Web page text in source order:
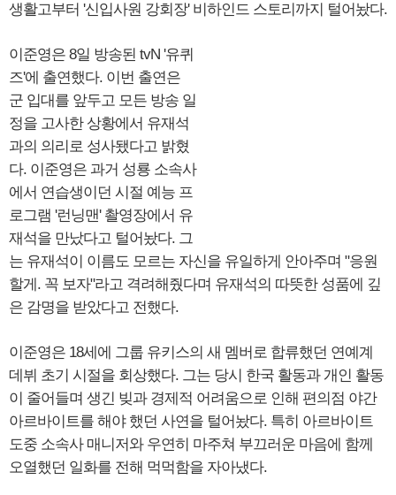
생활고부터 '신입사원 강회장' 비하인드 스토리까지 털어놨다.
이준영은 8일 방송된 tvN '유퀴
즈'에 출연했다. 이번 출연은
군 입대를 앞두고 모든 방송 일
정을 고사한 상황에서 유재석
과의 의리로 성사됐다고 밝혔
다. 이준영은 과거 성룡 소속사
에서 연습생이던 시절 예능 프
로그램 '런닝맨' 촬영장에서 유
재석을 만났다고 털어놨다. 그
는 유재석이 이름도 모르는 자신을 유일하게 안아주며 "응원
할게. 꼭 보자"라고 격려해줬다며 유재석의 따뜻한 성품에 깊
은 감명을 받았다고 전했다.
이준영은 18세에 그룹 유키스의 새 멤버로 합류했던 연예계
데뷔 초기 시절을 회상했다. 그는 당시 한국 활동과 개인 활동
이 줄어들며 생긴 빚과 경제적 어려움으로 인해 편의점 야간
아르바이트를 해야 했던 사연을 털어놨다. 특히 아르바이트
도중 소속사 매니저와 우연히 마주쳐 부끄러운 마음에 함께
오열했던 일화를 전해 먹먹함을 자아냈다.